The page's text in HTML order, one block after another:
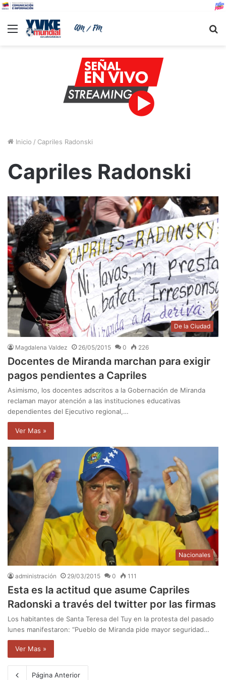
Menu
Inicio / Capriles Radonski
Capriles Radonski
De la Ciudad
Magdalena Valdez 26/05/2015 0 226
Docentes de Miranda marchan para exigir
pagos pendientes a Capriles
Asimismo, los docentes adscritos a la Gobernación de Miranda
reclaman mayor atención a las instituciones educativas
dependientes del Ejecutivo regional,…
Ver Mas »
Nacionales
administración 29/03/2015 0 111
Esta es la actitud que asume Capriles
Radonski a través del twitter por las firmas
Los habitantes de Santa Teresa del Tuy en la protesta del pasado
lunes manifestaron: “Pueblo de Miranda pide mayor seguridad…
Ver Mas »
Página Anterior